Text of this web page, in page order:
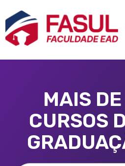
MAIS
CURSOS